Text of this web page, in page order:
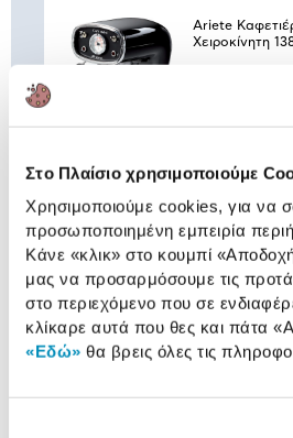
Στο Πλαίσιο χρησιμοποιούμε
Χρησιμοποιούμε cookies, για να
προσωποποιημένη εμπειρία
Κάνε «κλικ» στο κουμπί
μας να προσαρμόσουμε τις
στο περιεχόμενο που σε
κλίκαρε αυτά που θες και πάτα
«Εδώ» θα βρεις όλες τις
Ariete
Χειροκίνητη
Συνδύασέ το με
Lamart Σετ
10,00 €